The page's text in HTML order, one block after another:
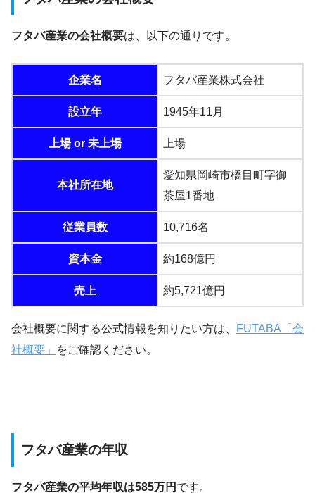
フタバ産業の会社概要は、以下の通りです。
企業名 フタバ産業株式会社
設立年 1945年11月
上場 or 未上場 上場
本社所在地
愛知県岡崎市橋目町字御
茶屋1番地
従業員数 10,716名
資本金 約168億円
売上 約5,721億円
会社概要に関する公式情報を知りたい方は、
FUTABA「会
社概要」
をご確認ください。
フタバ産業の年収
フタバ産業の平均年収は585万円 です。